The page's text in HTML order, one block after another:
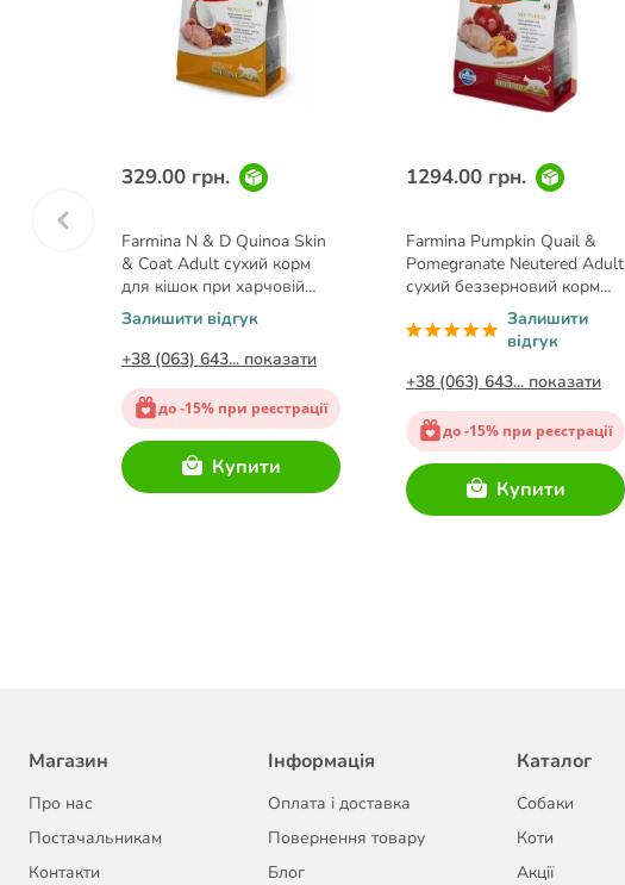
329.00 грн.
Farmina N & D Quinoa Skin
& Coat Adult сухий корм
для кішок при харчовій
алергії з перепілкою і кіноа
0,3 кг
Залишити відгук
+38 (063) 643... показати
до -15% при реєстрації
Купити
1294.00 грн.
Farmina Pumpkin Quail &
Pomegranate Neutered Adult
сухий беззерновий корм
для стерилізованих кішок з
перепілкою та гарбузом 1,5
Залишити
відгук
+38 (063) 643... показати
до -15% при реєстрації
Купити
Магазин
Про нас
Постачальникам
Контакти
Інформація
Оплата і доставка
Повернення товару
Блог
Каталог
Собаки
Коти
Акції